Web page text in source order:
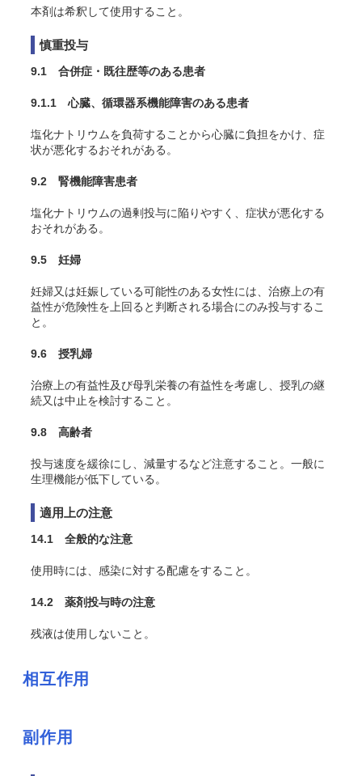
本剤は希釈して使用すること。
慎重投与
9.1 合併症・既往歴等のある患者
9.1.1 心臓、循環器系機能障害のある患者
塩化ナトリウムを負荷することから心臓に負担をかけ、症
状が悪化するおそれがある。
9.2 腎機能障害患者
塩化ナトリウムの過剰投与に陥りやすく、症状が悪化する
おそれがある。
9.5 妊婦
妊婦又は妊娠している可能性のある女性には、治療上の有
益性が危険性を上回ると判断される場合にのみ投与するこ
と。
9.6 授乳婦
治療上の有益性及び母乳栄養の有益性を考慮し、授乳の継
続又は中止を検討すること。
9.8 高齢者
投与速度を緩徐にし、減量するなど注意すること。一般に
生理機能が低下している。
適用上の注意
14.1 全般的な注意
使用時には、感染に対する配慮をすること。
14.2 薬剤投与時の注意
残液は使用しないこと。
相互作用
副作用